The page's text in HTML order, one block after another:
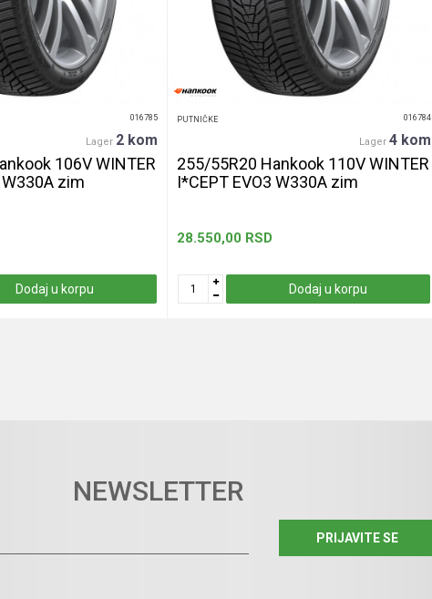
016785
Lager 2 kom
106V WINTER
W330A zim
Dodaj u korpu
PUTNIČKE 016784
Lager 4 kom
255/55R20 Hankook 110V WINTER
I*CEPT EVO3 W330A zim
28.550,00 RSD
Dodaj u korpu
NEWSLETTER
PRIJAVITE SE